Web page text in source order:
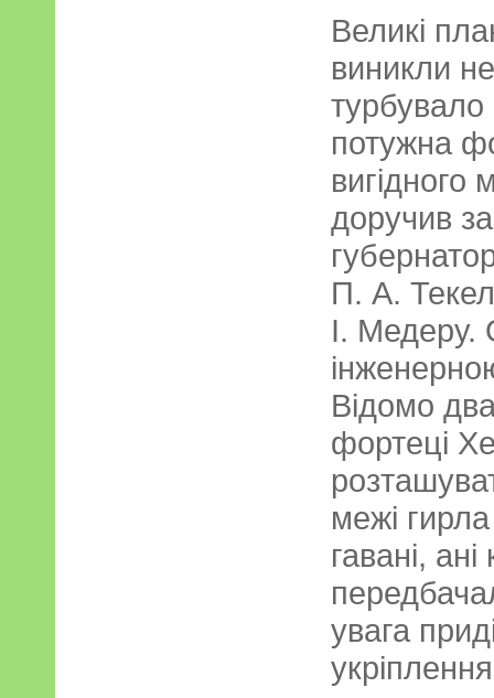
Великі
виникли
потужна
вигідного
доручив
П. А.
І. Медеру.
Відомо
фортеці
межі
гавані,
увага